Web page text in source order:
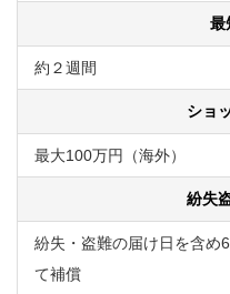
最
約２週間
ショ
最大100万円（海外）
紛失
紛失・盗難の届け日を含め
て補償